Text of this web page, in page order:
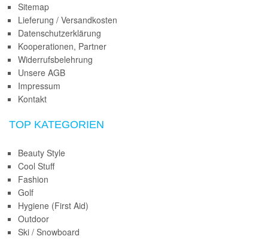
Sitemap
Lieferung / Versandkosten
Datenschutzerklärung
Kooperationen, Partner
Widerrufsbelehrung
Unsere AGB
Impressum
Kontakt
TOP KATEGORIEN
Beauty Style
Cool Stuff
Fashion
Golf
Hygiene (First Aid)
Outdoor
Ski / Snowboard